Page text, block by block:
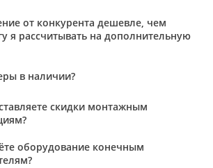
от конкурента дешевле, чем
я рассчитывать на дополнительную
в наличии?
скидки монтажным
оборудование конечным